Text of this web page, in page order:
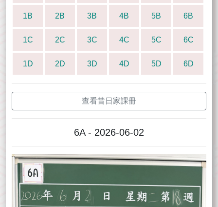
1B 2B 3B 4B 5B 6B
1C 2C 3C 4C 5C 6C
1D 2D 3D 4D 5D 6D
查看昔日家課冊
6A - 2026-06-02